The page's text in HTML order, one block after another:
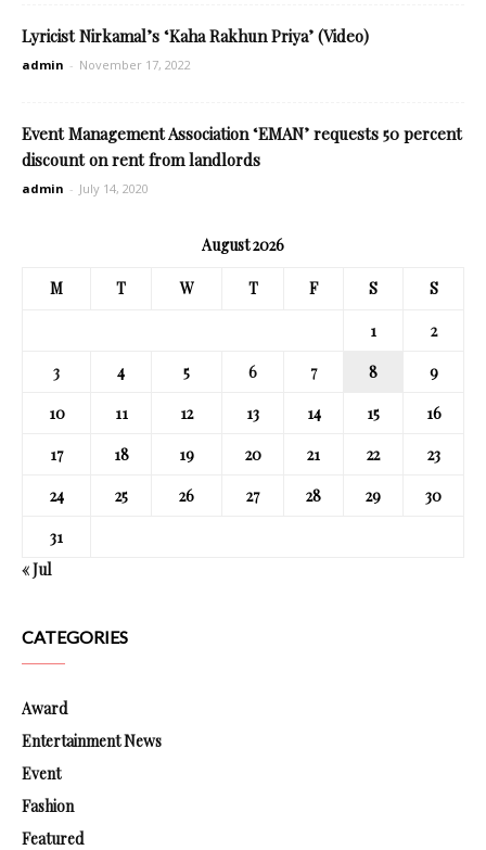
Lyricist Nirkamal’s ‘Kaha Rakhun Priya’ (Video)
admin - November 17, 2022
Event Management Association ‘EMAN’ requests 50 percent
discount on rent from landlords
admin - July 14, 2020
August 2026
M T W T F S S
1
2
3
4 5 6 7 8
9
10
11 12 13 14 15
16
17
18 19 20 21 22
23
24
25 26 27 28 29
30
31
« Jul
CATEGORIES
Award
Entertainment News
Event
Fashion
Featured